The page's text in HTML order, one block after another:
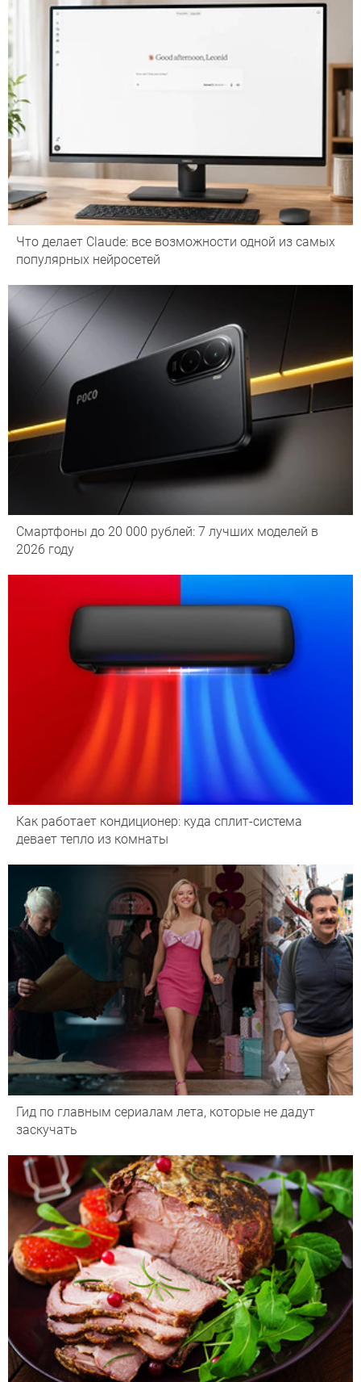
Что делает Сlaude: все возможности одной из самых
популярных нейросетей
Смартфоны до 20 000 рублей: 7 лучших моделей в
2026 году
Как работает кондиционер: куда сплит-система
девает тепло из комнаты
Гид по главным сериалам лета, которые не дадут
заскучать